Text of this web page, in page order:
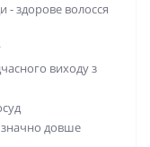
- здорове волосся
виходу з
значно довше